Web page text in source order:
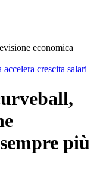
economica
crescita salari
più